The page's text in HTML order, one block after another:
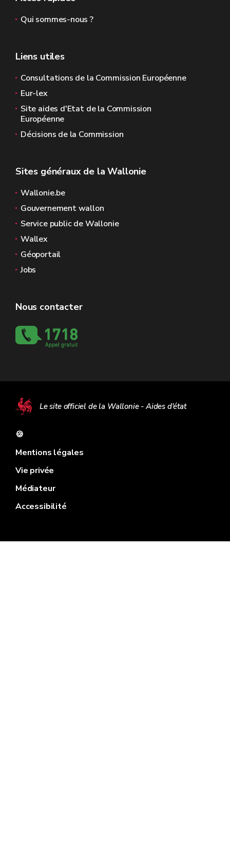
Qui sommes-nous ?
Liens utiles
Consultations de la Commission Européenne
Eur-lex
Site aides d'Etat de la Commission
Européenne
Décisions de la Commission
Sites généraux de la Wallonie
Wallonie.be
Gouvernement wallon
Service public de Wallonie
Wallex
Géoportail
Jobs
Nous contacter
Le site officiel de la Wallonie - Aides d'état
🍪
Mentions légales
Vie privée
Médiateur
Accessibilité